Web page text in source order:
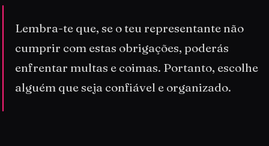
Lembra-te que, se o teu representante não
cumprir com estas obrigações, poderás
enfrentar multas e coimas. Portanto, escolhe
alguém que seja confiável e organizado.